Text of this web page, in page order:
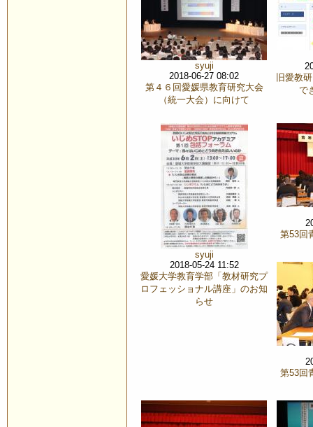
syuji
2018-06-27 08:02
第４６回愛媛県教育研究大会
（統一大会）に向けて
旧愛教
で
syuji
2018-05-24 11:52
愛媛大学教育学部「教材研究プ
ロフェッショナル講座」のお知
らせ
第53回
第53回